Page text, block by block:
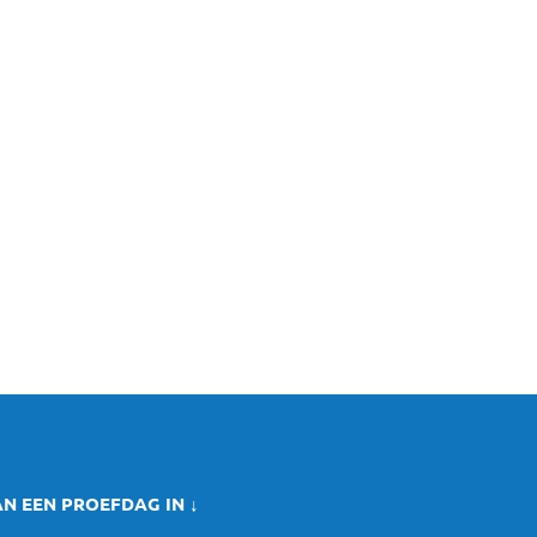
EEN PROEFDAG IN ↓